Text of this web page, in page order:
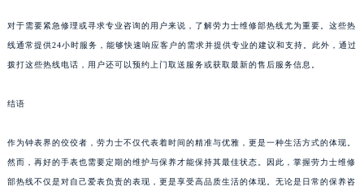
对于需要紧急修理或寻求专业咨询的用户来说，了解劳力士维修部热线尤为重要。这些热
线通常提供24小时服务，能够快速响应客户的需求并提供专业的建议和支持。此外，通过
拨打这些热线电话，用户还可以预约上门取送服务或获取最新的售后服务信息。
结语
作为钟表界的佼佼者，劳力士不仅代表着时间的精准与优雅，更是一种生活方式的体现。
然而，再好的手表也需要定期的维护与保养才能保持其最佳状态。因此，掌握劳力士维修
部热线不仅是对自己爱表负责的表现，更是享受高品质生活的体现。无论是日常的保养咨